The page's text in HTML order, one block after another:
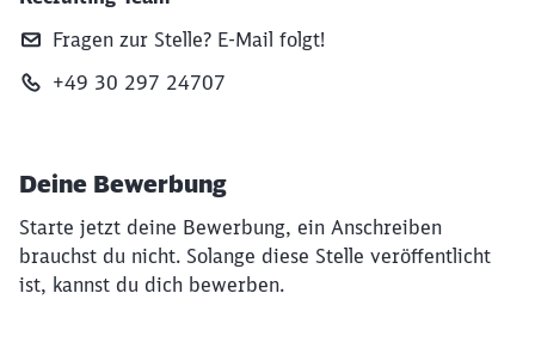
Fragen zur Stelle? E‑Mail folgt!
+49 30 297 24707
Deine Bewerbung
Starte jetzt deine Bewerbung, ein Anschreiben
brauchst du nicht. Solange diese Stelle veröffentlicht
ist, kannst du dich bewerben.